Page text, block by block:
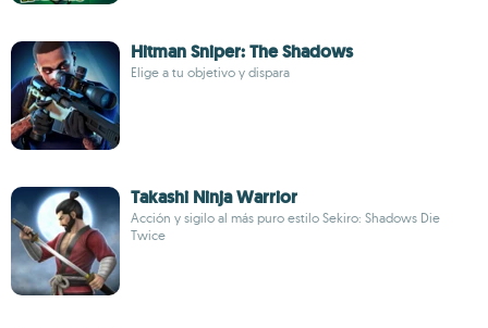
Hitman Sniper: The Shadows
Elige a tu objetivo y dispara
Takashi Ninja Warrior
Acción y sigilo al más puro estilo Sekiro: Shadows Die
Twice